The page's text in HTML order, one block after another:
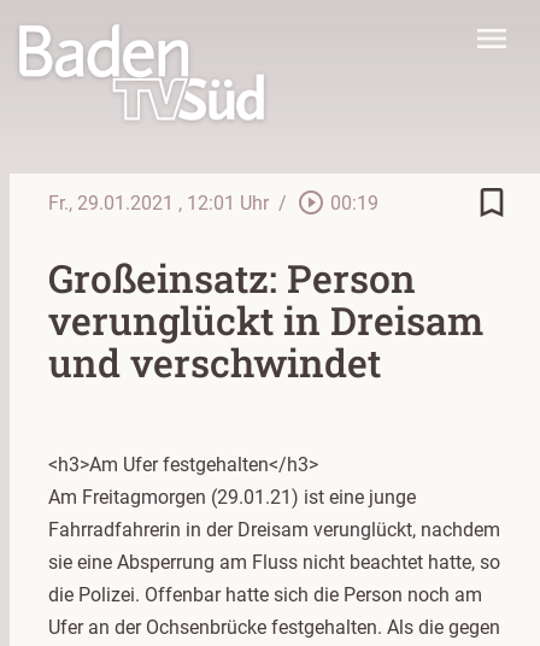
menu
Fr., 29.01.2021 , 12:01 Uhr / play_circle_outline 00:19 bookmark_border
Großeinsatz: Person
verunglückt in Dreisam
und verschwindet
<h3>Am Ufer festgehalten</h3>
Am Freitagmorgen (29.01.21) ist eine junge
Fahrradfahrerin in der Dreisam verunglückt, nachdem
sie eine Absperrung am Fluss nicht beachtet hatte, so
die Polizei. Offenbar hatte sich die Person noch am
Ufer an der Ochsenbrücke festgehalten. Als die gegen